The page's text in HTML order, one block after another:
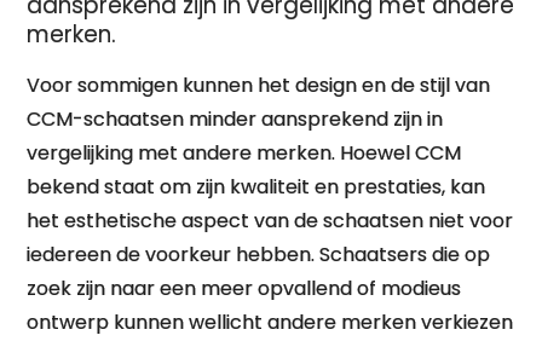
merken.
Voor sommigen kunnen het design en de stijl van
CCM-schaatsen minder aansprekend zijn in
vergelijking met andere merken. Hoewel CCM
bekend staat om zijn kwaliteit en prestaties, kan
het esthetische aspect van de schaatsen niet voor
iedereen de voorkeur hebben. Schaatsers die op
zoek zijn naar een meer opvallend of modieus
ontwerp kunnen wellicht andere merken verkiezen